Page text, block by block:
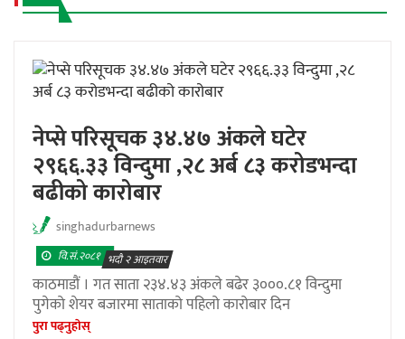
नेप्से परिसूचक ३४.४७ अंकले घटेर
२९६६.३३ विन्दुमा ,२८ अर्ब ८३ करोडभन्दा
बढीको कारोबार
singhadurbarnews
वि.सं.२०८१ भदौ २ आइतवार
काठमाडौं । गत साता २३४.४३ अंकले बढेर ३०००.८१ विन्दुमा
पुगेको शेयर बजारमा साताको पहिलो कारोबार दिन
पुरा पढ्नुहाेस्